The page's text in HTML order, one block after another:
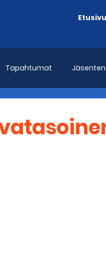
Etusivu
Tapahtumat